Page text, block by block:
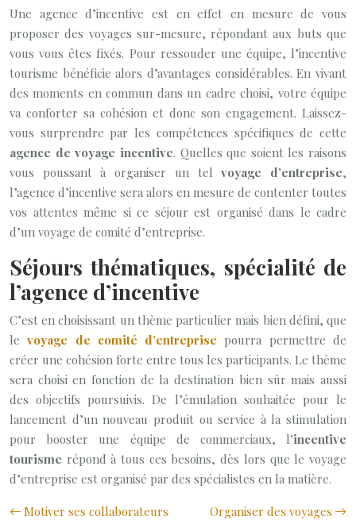
Une agence d’incentive est en effet en mesure de vous
proposer des voyages sur-mesure, répondant aux buts que
vous vous êtes fixés. Pour ressouder une équipe, l’incentive
tourisme bénéficie alors d’avantages considérables. En vivant
des moments en commun dans un cadre choisi, votre équipe
va conforter sa cohésion et donc son engagement. Laissez-
vous surprendre par les compétences spécifiques de cette
agence de voyage incentive. Quelles que soient les raisons
vous poussant à organiser un telvoyage d’entreprise,
l’agence d’incentive sera alors en mesure de contenter toutes
vos attentes même si ce séjour est organisé dans le cadre
d’un voyage de comité d’entreprise.
Séjours thématiques, spécialité de
l’agence d’incentive
C’est en choisissant un thème particulier mais bien défini, que
levoyage de comité d’entreprise pourra permettre de
créer une cohésion forte entre tous les participants. Le thème
sera choisi en fonction de la destination bien sûr mais aussi
des objectifs poursuivis. De l’émulation souhaitée pour le
lancement d’un nouveau produit ou service à la stimulation
pour booster une équipe de commerciaux, l’incentive
tourisme répond à tous ces besoins, dès lors que le voyage
d’entreprise est organisé par des spécialistes en la matière.
Motiver ses collaborateurs
Organiser des voyages